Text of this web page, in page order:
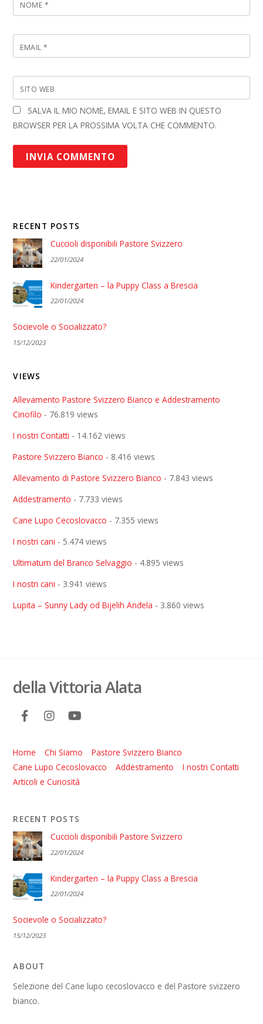
NOME *
EMAIL*
SITO WEB
SALVA IL MIO NOME, EMAIL E SITO WEB IN QUESTO
BROWSER PER LA PROSSIMA VOLTA CHE COMMENTO.
RECENT POSTS
Cuccioli disponibili Pastore Svizzero
22/01/2024
Kindergarten – la Puppy Class a Brescia
22/01/2024
Socievole o Socializzato?
15/12/2023
VIEWS
Allevamento Pastore Svizzero Bianco e Addestramento
Cinofilo - 76.819 views
I nostri Contatti - 14.162 views
Pastore Svizzero Bianco - 8.416 views
Allevamento di Pastore Svizzero Bianco - 7.843 views
Addestramento - 7.733 views
Cane Lupo Cecoslovacco - 7.355 views
I nostri cani - 5.474 views
Ultimatum del Branco Selvaggio - 4.895 views
I nostri cani - 3.941 views
Lupita – Sunny Lady od Bijelih Anđela - 3.860 views
della Vittoria Alata
Home Chi Siamo
Pastore Svizzero Bianco
Cane Lupo Cecoslovacco
Addestramento
I nostri Contatti
Articoli e Curiosità
RECENT POSTS
Cuccioli disponibili Pastore Svizzero
22/01/2024
Kindergarten – la Puppy Class a Brescia
22/01/2024
Socievole o Socializzato?
15/12/2023
ABOUT
Selezione del Cane lupo cecoslovacco e del Pastore svizzero
bianco.